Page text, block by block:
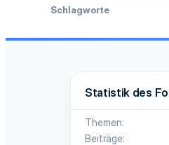
Schlagworte
Statistik des
Themen
Beiträge